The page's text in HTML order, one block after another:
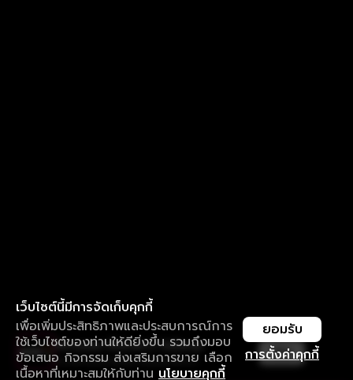
เว็บไซต์นี้มีการจัดเก็บคุกกี้
เพื่อเพิ่มประสิทธิภาพและประสบการณ์การ
ใช้เว็บไซต์ของท่านให้ดียิ่งขึ้น รวมถึงมอบ
ข้อเสนอ กิจกรรม ส่งเสริมการขาย เลือก
เนื้อหาที่เหมาะสมให้กับท่าน นโยบายคุกกี้
การตั้งค่าคุกกี้
ยอมรับ
ใช้งานแอป ลื่นไหลกว่า ไม่มีสะดุด
ดาวน์โหลดแอปเพื่อการรับชมที่ดีกว่า เปิด